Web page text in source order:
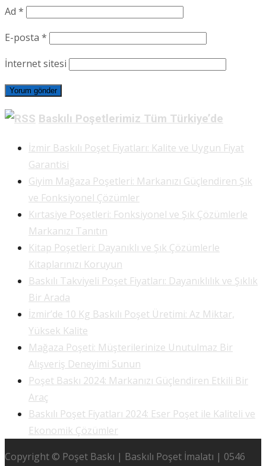
Ad *
E-posta *
İnternet sitesi
Baskılı Poşetlerimiz Tüm Türkiye’de
İzmir Baskılı Poşet Fiyatları: Kalite ve Uygun Fiyat
Garantisi
Giyim Mağaza Poşetleri: Markanızı Güçlendiren Şık
ve Fonksiyonel Çözümler
Kırtasiye Poşetleri: Fonksiyonel ve Şık Çözümlerle
Markanızı Tanıtın
Kitap Poşetleri: Dayanıklı ve Şık Çözümlerle
Kitaplarınızı Koruyun
Baskılı Takviyeli Poşet Fiyatları: Dayanıklılık ve Şıklık
Bir Arada
İzmir’de 10 Kg Baskılı Poşet Üretimi: Az Miktar,
Yüksek Kalite
Mağaza Poşeti: Müşterilerinize Unutulmaz Bir
Alışveriş Deneyimi Sunun
Poşet Baskı 2024: Markanızı Güçlendiren Etkili Bir
Araç
Baskılı Poşet Fiyatları 2024: Eser Poşet ile Kaliteli ve
Ekonomik Çözümler
Copyright © Poşet Baskı | Baskılı Poşet İmalatı | 0546